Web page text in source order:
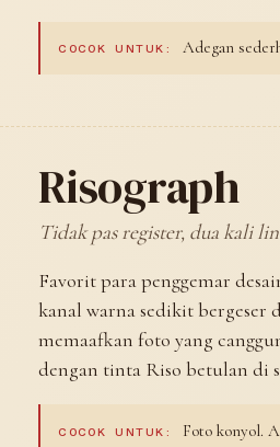
COCOK UNTUK: Adegan
Risograph
Tidak pas register, dua kali
Favorit para penggemar
kanal warna sedikit bergeser
memaafkan foto yang
dengan tinta Riso betulan di
COCOK UNTUK: Foto konyol.